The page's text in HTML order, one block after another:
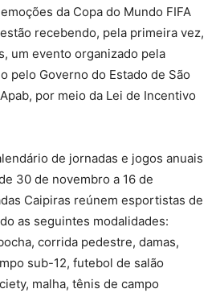
da Copa do Mundo FIFA
recebendo, pela primeira vez,
um evento organizado pela
pelo Governo do Estado de São
por meio da Lei de Incentivo
de jornadas e jogos anuais
30 de novembro a 16 de
Caipiras reúnem esportistas de
as seguintes modalidades:
corrida pedestre, damas,
sub-12, futebol de salão
malha, tênis de campo